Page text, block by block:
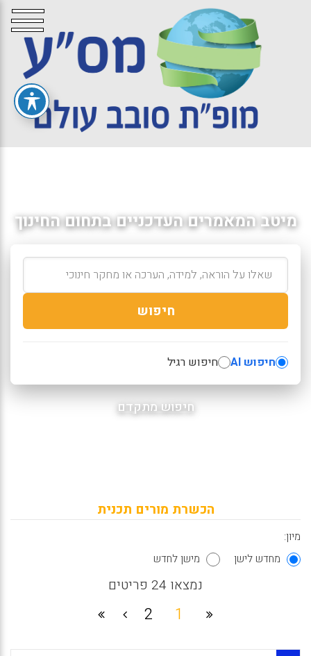
מיטב המאמרים העדכניים בתחום החינוך
חיפוש
חיפוש AI חיפוש רגיל
חיפוש מתקדם
הכשרת מורים תכנית
מיון:
מחדש לישן
מישן לחדש
נמצאו 24 פריטים
1
2